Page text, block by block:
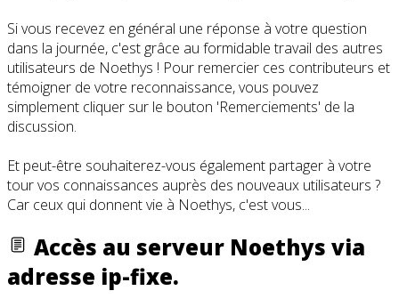
Si vous recevez en général une réponse à votre question
dans la journée, c'est grâce au formidable travail des autres
utilisateurs de Noethys ! Pour remercier ces contributeurs et
témoigner de votre reconnaissance, vous pouvez
simplement cliquer sur le bouton 'Remerciements' de la
discussion.
Et peut-être souhaiterez-vous également partager à votre
tour vos connaissances auprès des nouveaux utilisateurs ?
Car ceux qui donnent vie à Noethys, c'est vous...
Accès au serveur Noethys via
adresse ip-fixe.